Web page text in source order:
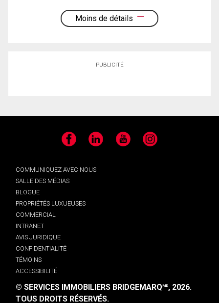
Moins de détails
PUBLICITÉ
Facebook LinkedIn YouTube Instagram
COMMUNIQUEZ AVEC NOUS
SALLE DES MÉDIAS
BLOGUE
PROPRIÉTÉS LUXUEUSES
COMMERCIAL
INTRANET
AVIS JURIDIQUE
CONFIDENTIALITÉ
TÉMOINS
ACCESSIBILITÉ
© SERVICES IMMOBILIERS BRIDGEMARQMD, 2026.
TOUS DROITS RÉSERVÉS.